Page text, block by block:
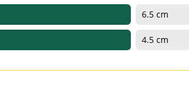
6.5 cm
4.5 cm
iniciar sesión para guardar productos en